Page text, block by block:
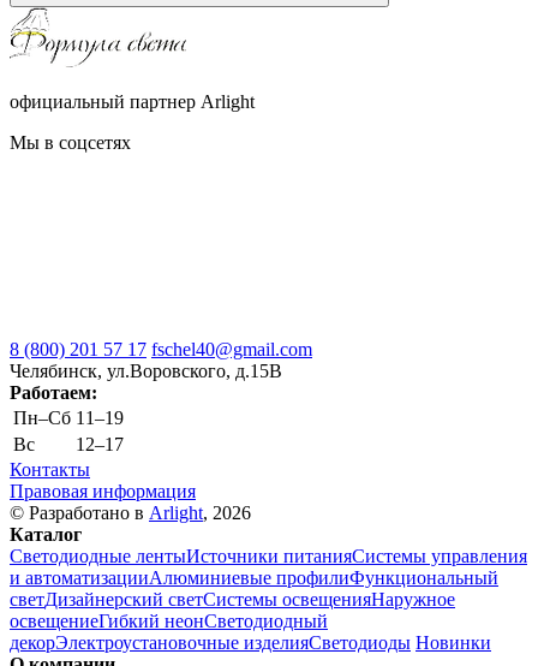
официальный партнер Arlight
Мы в соцсетях
8 (800) 201 57 17 fschel40@gmail.com
Челябинск, ул.Воровского, д.15В
Работаем:
Пн–Cб 11–19
Вс
12–17
Контакты
Правовая информация
© Разработано в Arlight, 2026
Каталог
Светодиодные лентыИсточники питанияСистемы управления
и автоматизацииАлюминиевые профилиФункциональный
светДизайнерский светСистемы освещенияНаружное
освещениеГибкий неонСветодиодный
декорЭлектроустановочные изделияСветодиоды Новинки